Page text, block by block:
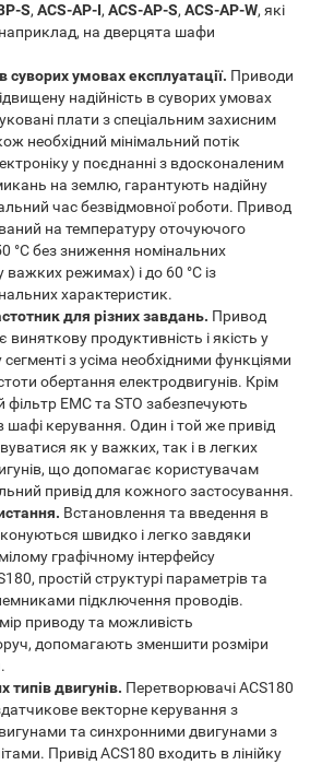
S, ACS-AP-I, ACS-AP-S, ACS-AP-W, які
на дверцята шафи
суворих умовах експлуатації. Приводи
надійність в суворих умовах
плати з спеціальним захисним
необхідний мінімальний потік
у поєднанні з вдосконаленим
на землю, гарантують надійну
час безвідмовної роботи. Привод
на температуру оточуючого
°C без зниження номінальних
важких режимах) і до 60 °C із
характеристик.
для різних завдань. Привод
виняткову продуктивність і якість у
з усіма необхідними функціями
обертання електродвигунів. Крім
фільтр EMC та STO забезпечують
шафі керування. Один і той же привід
як у важких, так і в легких
що допомагає користувачам
привід для кожного застосування.
Встановлення та введення в
швидко і легко завдяки
графічному інтерфейсу
простій структурі параметрів та
підключення проводів.
приводу та можливість
допомагають зменшити розміри
типів двигунів. Перетворювачі ACS180
векторне керування з
та синхронними двигунами з
Привід ACS180 входить в лінійку